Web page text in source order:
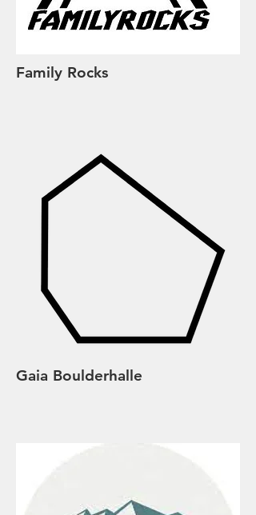
Family Rocks
Gaia Boulderhalle